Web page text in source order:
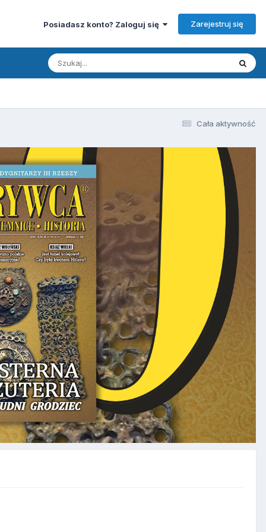
Posiadasz konto? Zaloguj się Zarejestruj się
Cała aktywność